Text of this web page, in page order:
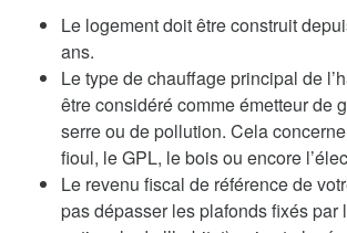
Le logement doit être construit
ans.
Le type de chauffage principal de
être considéré comme émetteur de
serre ou de pollution. Cela
fioul, le GPL, le bois ou encore
Le revenu fiscal de référence de
pas dépasser les plafonds fixés par